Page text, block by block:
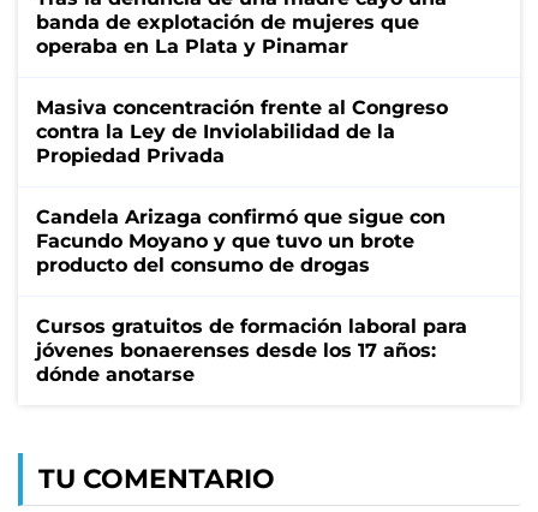
banda de explotación de mujeres que
operaba en La Plata y Pinamar
Masiva concentración frente al Congreso
contra la Ley de Inviolabilidad de la
Propiedad Privada
Candela Arizaga confirmó que sigue con
Facundo Moyano y que tuvo un brote
producto del consumo de drogas
Cursos gratuitos de formación laboral para
jóvenes bonaerenses desde los 17 años:
dónde anotarse
TU COMENTARIO